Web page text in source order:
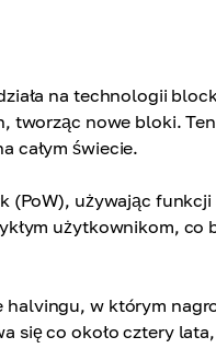
na technologii
tworząc nowe bloki.
całym świecie.
(PoW), używając
użytkownikom,
halvingu, w którym
się co około cztery